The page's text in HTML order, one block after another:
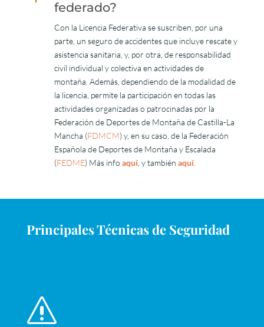
federado?
Con la Licencia Federativa se suscriben, por una
parte, un seguro de accidentes que incluye rescate y
asistencia sanitaria, y, por otra, de responsabilidad
civil individual y colectiva en actividades de
montaña. Además, dependiendo de la modalidad de
la licencia, permite la participación en todas las
actividades organizadas o patrocinadas por la
Federación de Deportes de Montaña de Castilla-La
Mancha (FDMCM) y, en su caso, de la Federación
Española de Deportes de Montaña y Escalada
(FEDME) Más info aquí, y también aquí.
Principales Técnicas de Seguridad
s